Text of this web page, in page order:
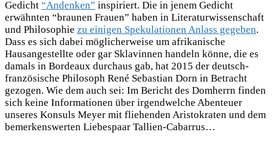
Gedicht “Andenken” inspiriert. Die in jenem Gedicht
erwähnten “braunen Frauen” haben in Literaturwissenschaft
und Philosophie zu einigen Spekulationen Anlass gegeben.
Dass es sich dabei möglicherweise um afrikanische
Hausangestellte oder gar Sklavinnen handeln könne, die es
damals in Bordeaux durchaus gab, hat 2015 der deutsch-
französische Philosoph René Sebastian Dorn in Betracht
gezogen. Wie dem auch sei: Im Bericht des Domherrn finden
sich keine Informationen über irgendwelche Abenteuer
unseres Konsuls Meyer mit fliehenden Aristokraten und dem
bemerkenswerten Liebespaar Tallien-Cabarrus…